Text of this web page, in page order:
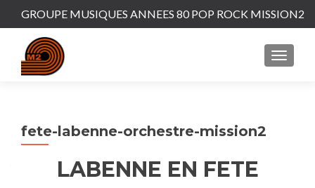
GROUPE MUSIQUES ANNEES 80 POP ROCK MISSION2
MENU
fete-labenne-orchestre-mission2
LABENNE EN FETE